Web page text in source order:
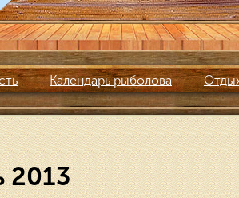
Календарь рыболова
2013